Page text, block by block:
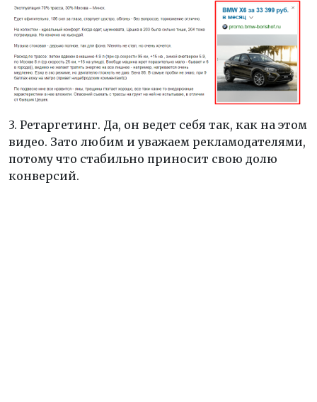
3. Ретаргетинг. Да, он ведет себя так, как на этом
видео. Зато любим и уважаем рекламодателями,
потому что стабильно приносит свою долю
конверсий.